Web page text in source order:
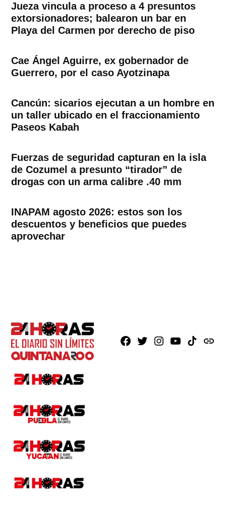
Jueza vincula a proceso a 4 presuntos
extorsionadores; balearon un bar en
Playa del Carmen por derecho de piso
Cae Ángel Aguirre, ex gobernador de
Guerrero, por el caso Ayotzinapa
Cancún: sicarios ejecutan a un hombre en
un taller ubicado en el fraccionamiento
Paseos Kabah
Fuerzas de seguridad capturan en la isla
de Cozumel a presunto “tirador” de
drogas con un arma calibre .40 mm
INAPAM agosto 2026: estos son los
descuentos y beneficios que puedes
aprovechar
Facebook
X Instagram
YoutubeTikTokissuu